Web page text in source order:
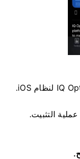
التثبيت.